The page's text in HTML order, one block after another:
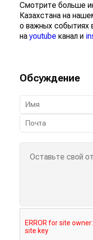
Смотрите больше
Казахстана на
о важных событиях
наyoutube канал и
Обсуждение